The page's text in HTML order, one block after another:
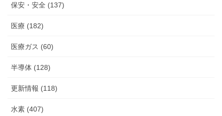
保安・安全 (137)
医療 (182)
医療ガス (60)
半導体 (128)
更新情報 (118)
水素 (407)